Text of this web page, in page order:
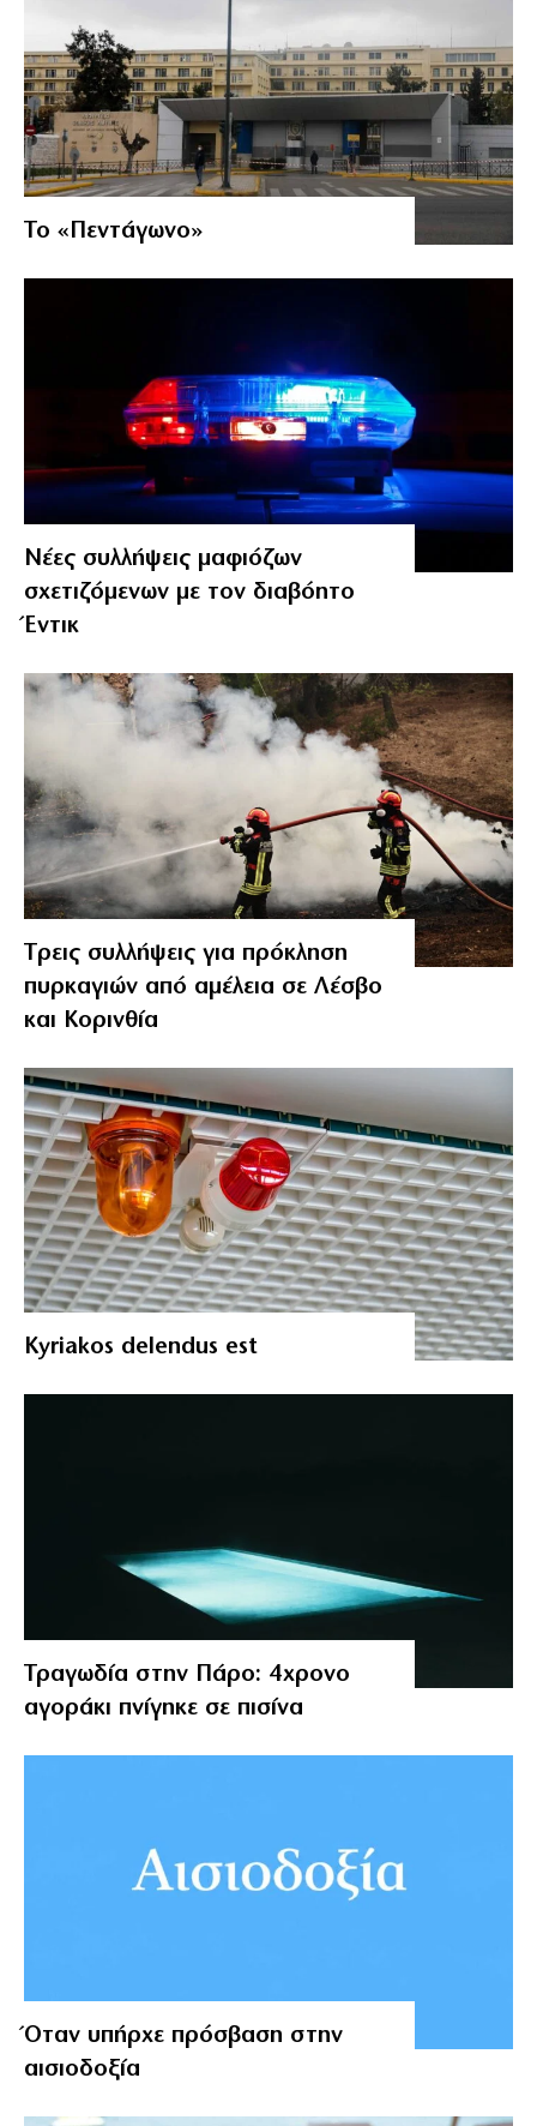
Το «Πεντάγωνο»
Νέες συλλήψεις μαφιόζων
σχετιζόμενων με τον διαβόητο
Έντικ
Tρεις συλλήψεις για πρόκληση
πυρκαγιών από αμέλεια σε Λέσβο
και Κορινθία
Kyriakos delendus est
Τραγωδία στην Πάρο: 4χρονο
αγοράκι πνίγηκε σε πισίνα
Όταν υπήρχε πρόσβαση στην
αισιοδοξία